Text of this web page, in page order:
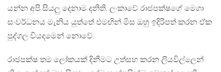
යන්න අපි සියලු දෙනාම දනිති. ලංකාවේ රාජපක්ෂගේ මෙගා
සංවර්ධනය මැනිය යුත්තේ එමඟින් මිස ඔහු ඉදිරිපත් කරන ඒක
පුද්ගල වියදමෙන් නොවේ.
රාජපක්ෂ තම ලෝකයක් දිනීමට උත්සහ කරන ලියවිල්ලෙන්